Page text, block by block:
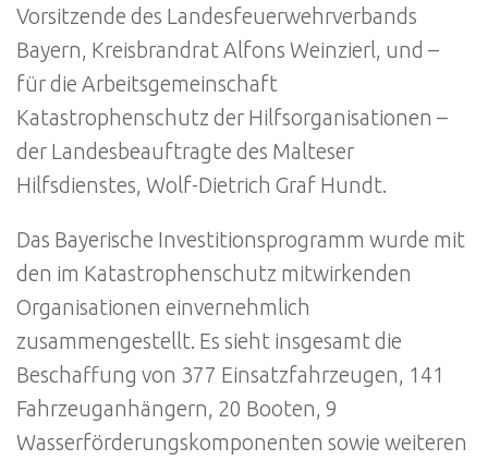
Vorsitzende des Landesfeuerwehrverbands
Bayern, Kreisbrandrat Alfons Weinzierl, und –
für die Arbeitsgemeinschaft
Katastrophenschutz der Hilfsorganisationen –
der Landesbeauftragte des Malteser
Hilfsdienstes, Wolf-Dietrich Graf Hundt.
Das Bayerische Investitionsprogramm wurde mit
den im Katastrophenschutz mitwirkenden
Organisationen einvernehmlich
zusammengestellt. Es sieht insgesamt die
Beschaffung von 377 Einsatzfahrzeugen, 141
Fahrzeuganhängern, 20 Booten, 9
Wasserförderungskomponenten sowie weiteren